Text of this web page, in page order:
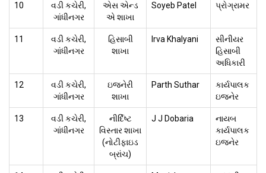
10
વડી કચેરી,
ગાંધીનગર
એસ એન્ડ
એ શાખા
Soyeb Patel પ્રોગ્રામર
11
વડી કચેરી,
ગાંધીનગર
હિસાબી
શાખા
Irva Khalyani
સીનીયર
હિસાબી
અધિકારી
12
વડી કચેરી,
ગાંધીનગર
ઇજનેરી
શાખા
Parth Suthar
કાર્યપાલક
ઇજનેર
13
વડી કચેરી,
ગાંધીનગર
નીર્દિષ્ટ
વિસ્તાર શાખા
(નોટીફાઇડ
બ્રાંચ)
J J Dobaria
નાયબ
કાર્યપાલક
ઇજનેર